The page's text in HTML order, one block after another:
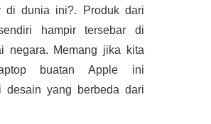
di dunia ini?. Produk dari
hampir tersebar di
negara. Memang jika kita
buatan Apple ini
desain yang berbeda dari